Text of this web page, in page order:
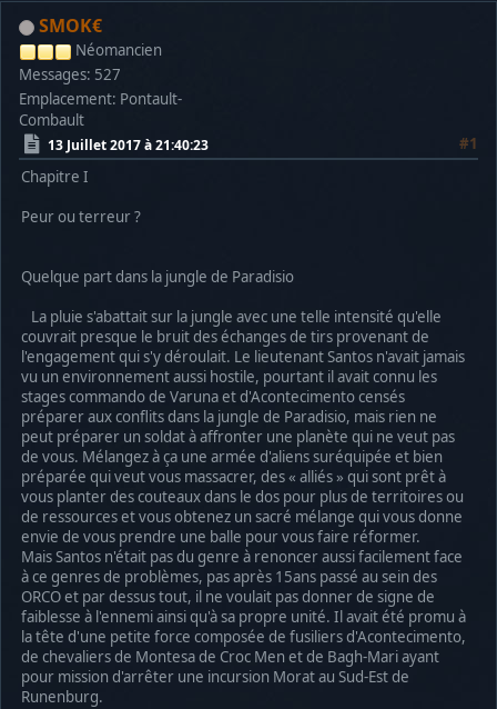
SMOK€
Néomancien
Messages: 527
Emplacement: Pontault-
Combault
13 Juillet 2017 à 21:40:23
#1
Chapitre I
Peur ou terreur ?
Quelque part dans la jungle de Paradisio
La pluie s'abattait sur la jungle avec une telle intensité qu'elle
couvrait presque le bruit des échanges de tirs provenant de
l'engagement qui s'y déroulait. Le lieutenant Santos n'avait jamais
vu un environnement aussi hostile, pourtant il avait connu les
stages commando de Varuna et d'Acontecimento censés
préparer aux conflits dans la jungle de Paradisio, mais rien ne
peut préparer un soldat à affronter une planète qui ne veut pas
de vous. Mélangez à ça une armée d'aliens suréquipée et bien
préparée qui veut vous massacrer, des « alliés » qui sont prêt à
vous planter des couteaux dans le dos pour plus de territoires ou
de ressources et vous obtenez un sacré mélange qui vous donne
envie de vous prendre une balle pour vous faire réformer.
Mais Santos n'était pas du genre à renoncer aussi facilement face
à ce genres de problèmes, pas après 15ans passé au sein des
ORCO et par dessus tout, il ne voulait pas donner de signe de
faiblesse à l'ennemi ainsi qu'à sa propre unité. Il avait été promu à
la tête d'une petite force composée de fusiliers d'Acontecimento,
de chevaliers de Montesa de Croc Men et de Bagh-Mari ayant
pour mission d'arrêter une incursion Morat au Sud-Est de
Runenburg.